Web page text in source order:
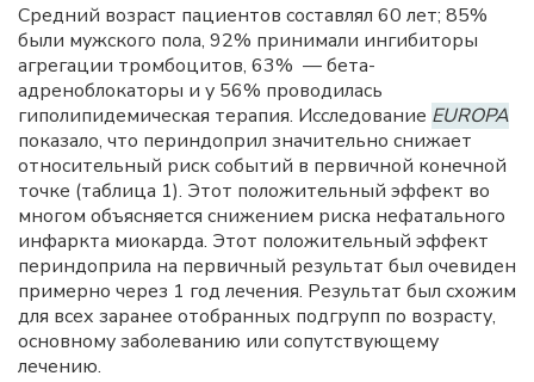
Средний возраст пациентов составлял 60 лет; 85%
были мужского пола, 92% принимали ингибиторы
агрегации тромбоцитов, 63% — бета-
адреноблокаторы и у 56% проводилась
гиполипидемическая терапия. Исследование EUROPA
показало, что периндоприл значительно снижает
относительный риск событий в первичной конечной
точке (таблица 1). Этот положительный эффект во
многом объясняется снижением риска нефатального
инфаркта миокарда. Этот положительный эффект
периндоприла на первичный результат был очевиден
примерно через 1 год лечения. Результат был схожим
для всех заранее отобранных подгрупп по возрасту,
основному заболеванию или сопутствующему
лечению.